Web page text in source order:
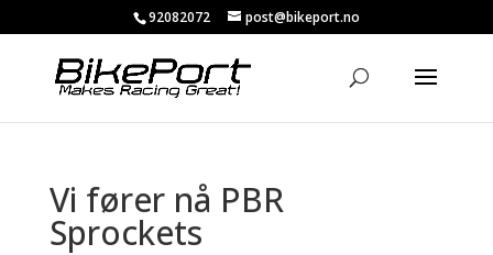
92082072 post@bikeport.no
Vi fører nå PBR
Sprockets